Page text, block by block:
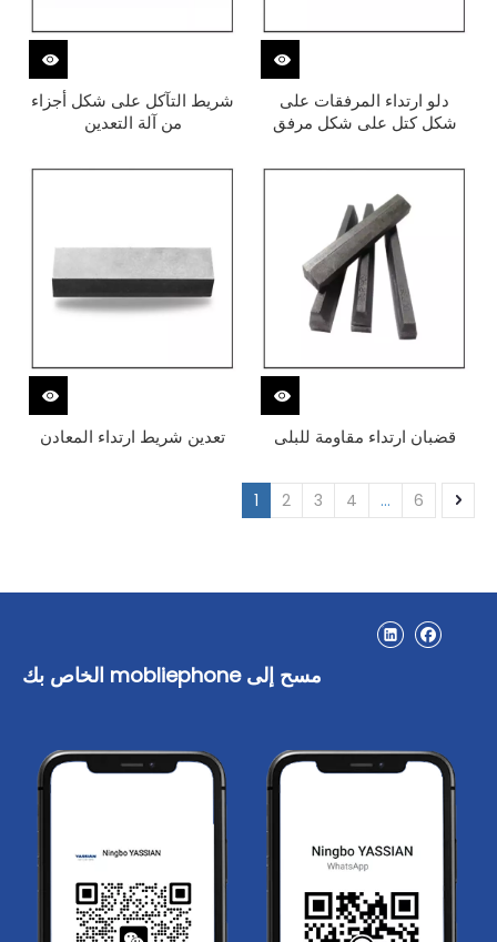
دلو ارتداء المرفقات على
شكل كتل على شكل مرفق
شريط التآكل على شكل أجزاء
من آلة التعدين
قضبان ارتداء مقاومة للبلى تعدين شريط ارتداء المعادن
1 2 3 4 ... 6
مسح إلى mobliephone الخاص بك